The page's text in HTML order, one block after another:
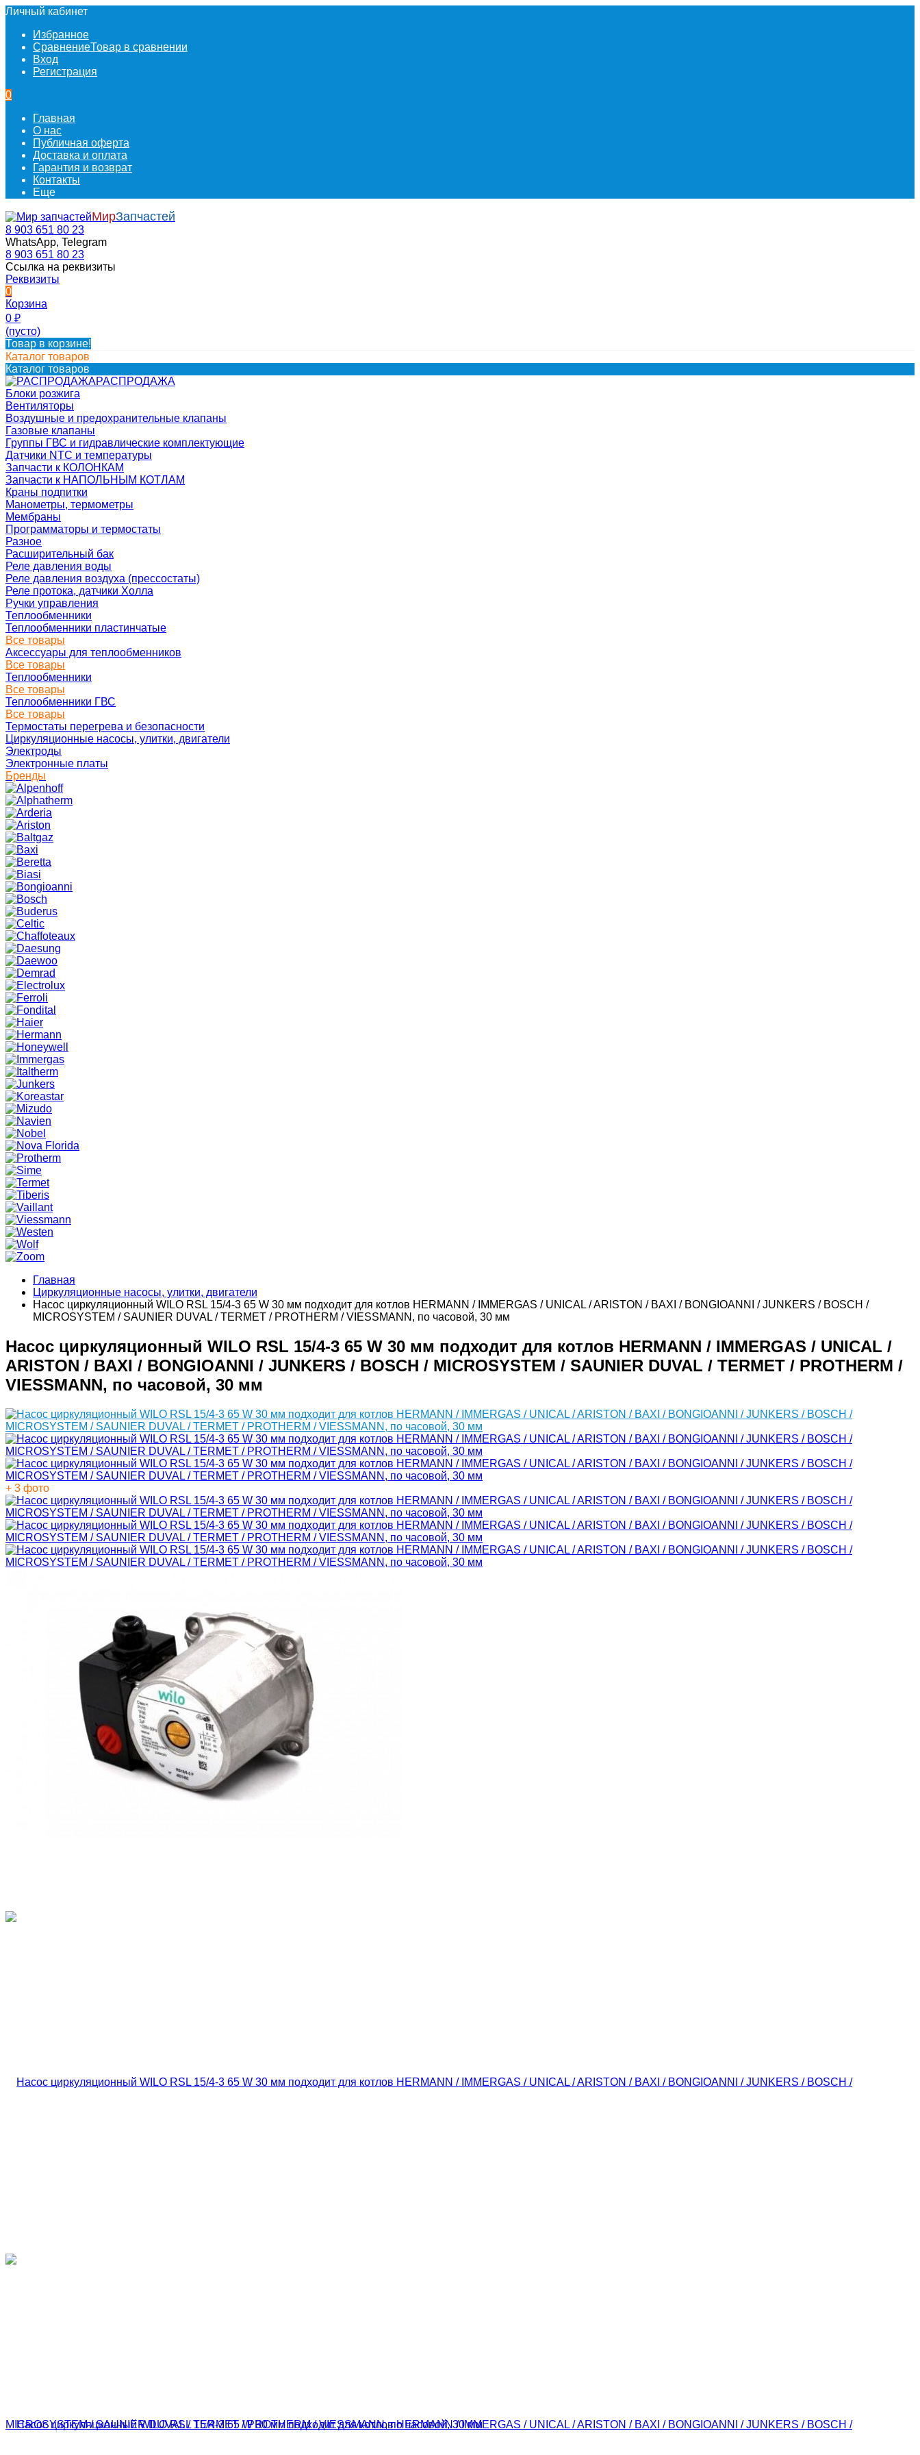
Личный кабинет
Избранное
СравнениеТовар в сравнении
Вход
Регистрация
0
Главная
О нас
Публичная оферта
Доставка и оплата
Гарантия и возврат
Контакты
Еще
МирЗапчастей
8 903 651 80 23
WhatsApp, Telegram
8 903 651 80 23
Ссылка на реквизиты
Реквизиты
0
Корзина
0 ₽
(пусто)
Товар в корзине!
Каталог товаров
Каталог товаров
РАСПРОДАЖА
Блоки розжига
Вентиляторы
Воздушные и предохранительные клапаны
Газовые клапаны
Группы ГВС и гидравлические комплектующие
Датчики NTC и температуры
Запчасти к КОЛОНКАМ
Запчасти к НАПОЛЬНЫМ КОТЛАМ
Краны подпитки
Манометры, термометры
Мембраны
Программаторы и термостаты
Разное
Расширительный бак
Реле давления воды
Реле давления воздуха (прессостаты)
Реле протока, датчики Холла
Ручки управления
Теплообменники
Теплообменники пластинчатые
Все товары
Аксессуары для теплообменников
Все товары
Теплообменники
Все товары
Теплообменники ГВС
Все товары
Термостаты перегрева и безопасности
Циркуляционные насосы, улитки, двигатели
Электроды
Электронные платы
Бренды
Главная
Циркуляционные насосы, улитки, двигатели
Насос циркуляционный WILO RSL 15/4-3 65 W 30 мм подходит для котлов HERMANN / IMMERGAS / UNICAL / ARISTON / BAXI / BONGIOANNI / JUNKERS / BOSCH /
MICROSYSTEM / SAUNIER DUVAL / TERMET / PROTHERM / VIESSMANN, по часовой, 30 мм
Насос циркуляционный WILO RSL 15/4-3 65 W 30 мм подходит для котлов HERMANN / IMMERGAS / UNICAL /
ARISTON / BAXI / BONGIOANNI / JUNKERS / BOSCH / MICROSYSTEM / SAUNIER DUVAL / TERMET / PROTHERM /
VIESSMANN, по часовой, 30 мм
+ 3 фото